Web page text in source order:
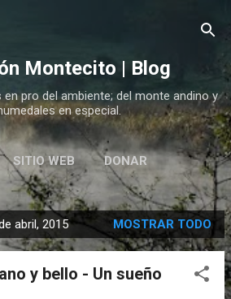
Montecito | Blog
pro del ambiente; del monte andino y
en especial.
SITIO WEB DONAR
abril, 2015 MOSTRAR TODO
y bello - Un sueño